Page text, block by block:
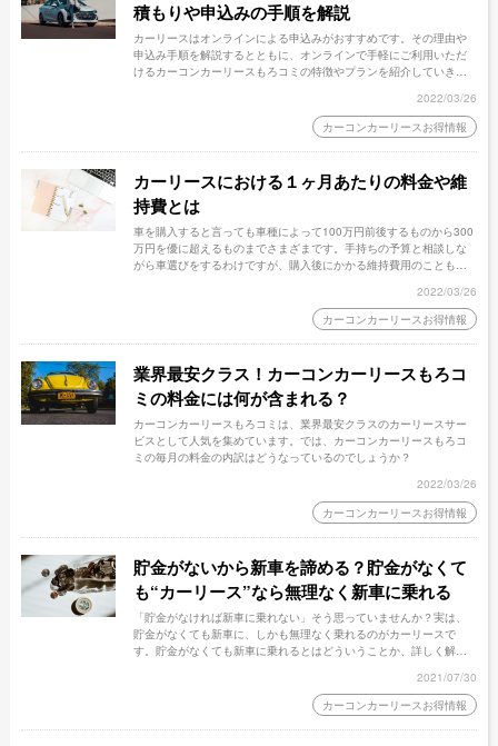
積もりや申込みの手順を解説
カーリースはオンラインによる申込みがおすすめです。その理由や
申込み手順を解説するとともに、オンラインで手軽にご利用いただ
けるカーコンカーリースもろコミの特徴やプランを紹介していきま
2022/03/26
カーコンカーリースお得情報
カーリースにおける１ヶ月あたりの料金や維
持費とは
車を購入すると言っても車種によって100万円前後するものから300
万円を優に超えるものまでさまざまです。手持ちの予算と相談しな
がら車選びをするわけですが、購入後にかかる維持費用のことも忘
でしょうか？カーコンカーリースもろコミの1ヶ月あたりの費用を例
2022/03/26
カーコンカーリースお得情報
業界最安クラス！カーコンカーリースもろコ
ミの料金には何が含まれる？
カーコンカーリースもろコミは、業界最安クラスのカーリースサー
ビスとして人気を集めています。では、カーコンカーリースもろコ
ミの毎月の料金の内訳はどうなっているのでしょうか？
2022/03/26
カーコンカーリースお得情報
貯金がないから新車を諦める？貯金がなくて
も“カーリース”なら無理なく新車に乗れる
「貯金がなければ新車に乗れない」そう思っていませんか？実は、
貯金がなくても新車に、しかも無理なく乗れるのがカーリースで
す。貯金がなくても新車に乗れるとはどういうことか、詳しく解説
2021/07/30
カーコンカーリースお得情報